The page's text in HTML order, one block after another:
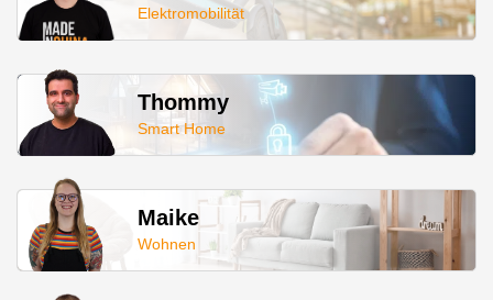
Elektromobilität
Thommy
Smart Home
Maike
Wohnen